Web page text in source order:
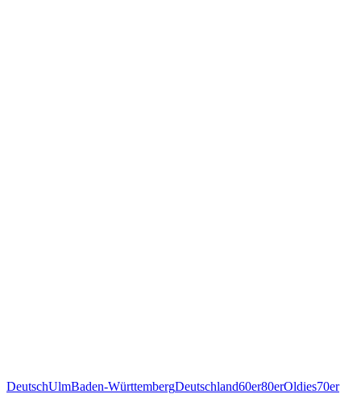
DeutschUlmBaden-WürttembergDeutschland60er80erOldies70er